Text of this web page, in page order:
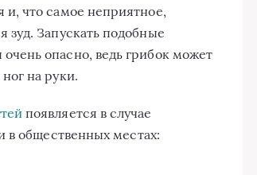
и, что самое неприятное,
зуд. Запускать подобные
опасно, ведь грибок может
на руки.
появляется в случае
в общественных местах: